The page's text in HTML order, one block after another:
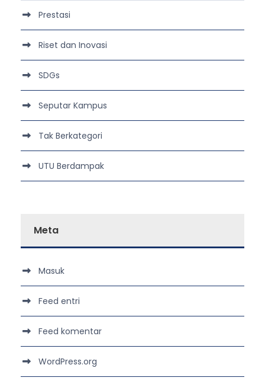
Prestasi
Riset dan Inovasi
SDGs
Seputar Kampus
Tak Berkategori
UTU Berdampak
Meta
Masuk
Feed entri
Feed komentar
WordPress.org